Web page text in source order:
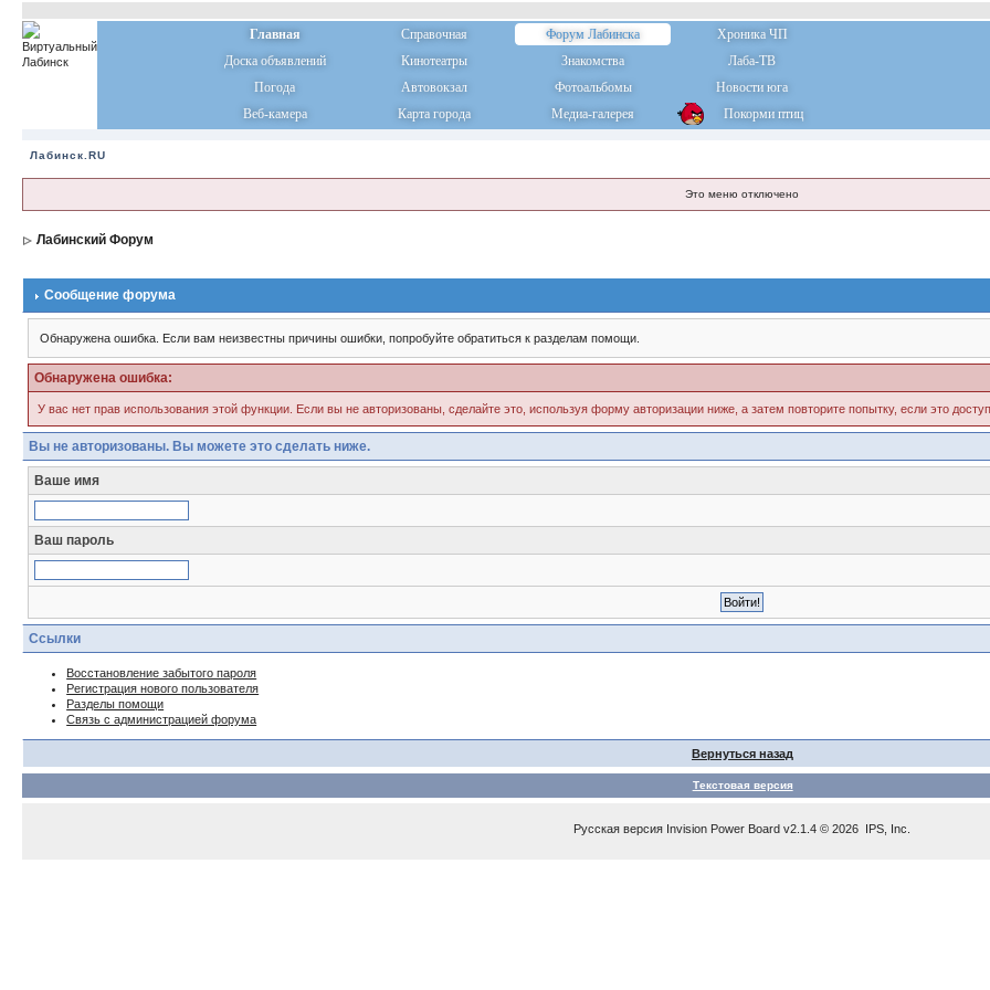
Главная Справочная Форум Лабинска
Хроника ЧП
Доска объявлений
Кинотеатры Знакомства
Лаба-ТВ
Погода
Автовокзал Фотоальбомы
Новости юга
Веб-камера
Карта города Медиа-галерея Покорми птиц
Лабинск.RU
Это меню отключено
Лабинский Форум
Сообщение форума
Обнаружена ошибка. Если вам неизвестны причины ошибки, попробуйте обратиться к разделам помощи.
Обнаружена ошибка:
У вас нет прав использования этой функции. Если вы не авторизованы, сделайте это, используя форму авторизации ниже, а затем повторите попытку, если это
Вы не авторизованы. Вы можете это сделать ниже.
Ваше имя
Ваш пароль
Ссылки
Восстановление забытого пароля
Регистрация нового пользователя
Разделы помощи
Связь с администрацией форума
Вернуться назад
Текстовая версия
Русская версия Invision Power Board v2.1.4 © 2026 IPS, Inc.